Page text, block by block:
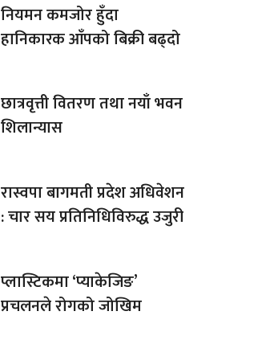
नियमन कमजोर हुँदा
हानिकारक आँपको बिक्री बढ्दो
छात्रवृत्ती वितरण तथा नयाँ भवन
शिलान्यास
रास्वपा बागमती प्रदेश अधिवेशन
: चार सय प्रतिनिधिविरुद्ध उजुरी
प्लास्टिकमा ‘प्याकेजिङ’
प्रचलनले रोगको जोखिम